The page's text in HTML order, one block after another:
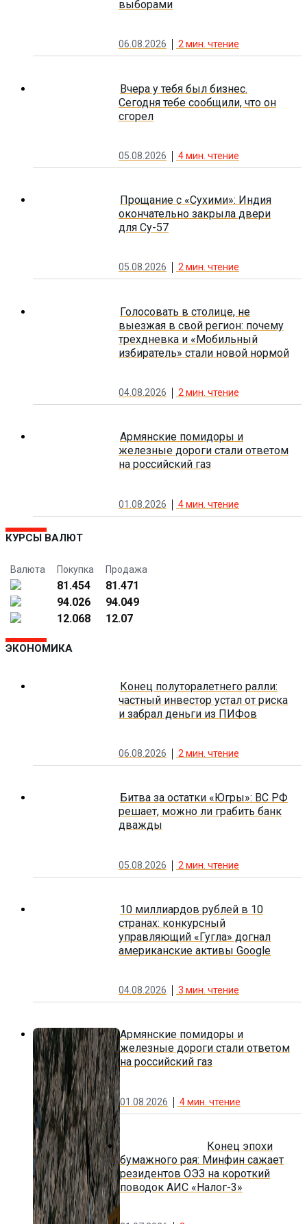
выборами
06.08.2026 2мин. чтение
Вчера у тебя был бизнес.
Сегодня тебе сообщили, что он
сгорел
05.08.2026 4мин. чтение
Прощание с «Сухими»: Индия
окончательно закрыла двери
для Су-57
05.08.2026 2мин. чтение
Голосовать в столице, не
выезжая в свой регион: почему
трехдневка и «Мобильный
избиратель» стали новой нормой
04.08.2026 2 мин. чтение
Армянские помидоры и
железные дороги стали ответом
на российский газ
01.08.2026 4мин. чтение
КУРСЫ ВАЛЮТ
Валюта Покупка Продажа
81.454
81.471
94.026
94.049
12.068
12.07
ЭКОНОМИКА
Конец полуторалетнего ралли:
частный инвестор устал от риска
и забрал деньги из ПИФов
06.08.2026 2 мин. чтение
Битва за остатки «Югры»: ВС РФ
решает, можно ли грабить банк
дважды
05.08.2026 2 мин. чтение
10 миллиардов рублей в 10
странах: конкурсный
управляющий «Гугла» догнал
американские активы Google
04.08.2026 3 мин. чтение
Армянские помидоры и
железные дороги стали ответом
на российский газ
01.08.2026 4мин. чтение
Конец эпохи
бумажного рая: Минфин сажает
резидентов ОЭЗ на короткий
поводок АИС «Налог-3»